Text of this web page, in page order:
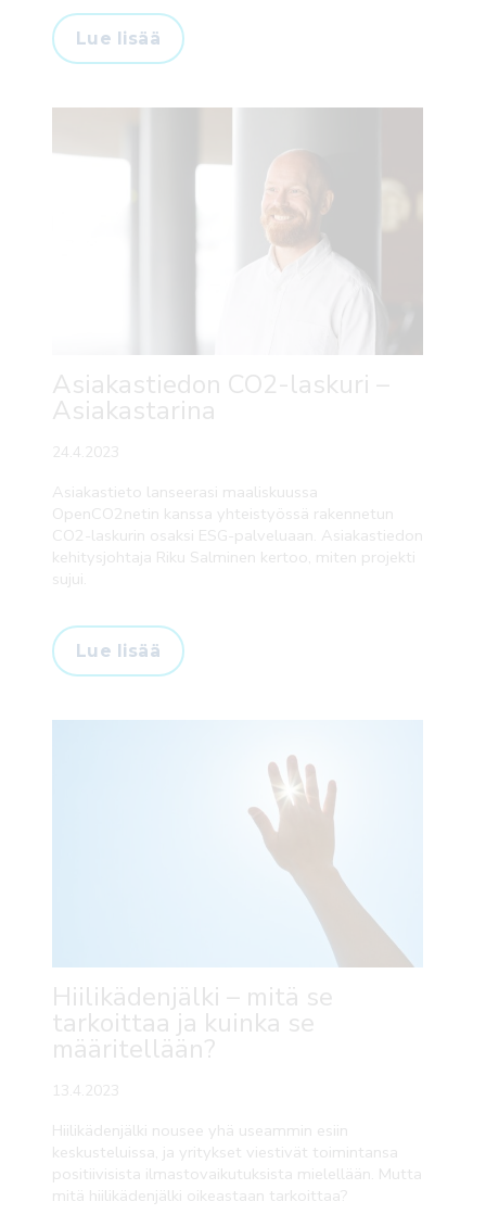
Lue lisää
Asiakastiedon CO2-laskuri –
Asiakastarina
24.4.2023
Asiakastieto lanseerasi maaliskuussa
OpenCO2netin kanssa yhteistyössä rakennetun
CO2-laskurin osaksi ESG-palveluaan. Asiakastiedon
kehitysjohtaja Riku Salminen kertoo, miten projekti
sujui.
Lue lisää
Hiilikädenjälki – mitä se
tarkoittaa ja kuinka se
määritellään?
13.4.2023
Hiilikädenjälki nousee yhä useammin esiin
keskusteluissa, ja yritykset viestivät toimintansa
positiivisista ilmastovaikutuksista mielellään. Mutta
mitä hiilikädenjälki oikeastaan tarkoittaa?